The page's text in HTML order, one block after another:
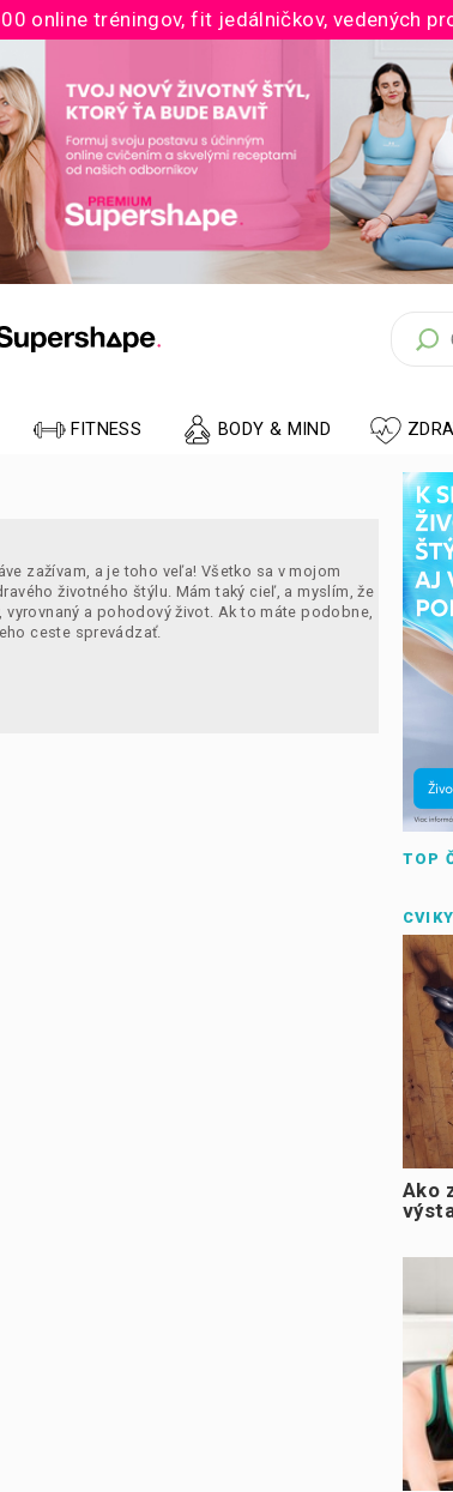
online tréningov, fit jedálničkov, vedených
FITNESS BODY & MIND
zažívam, a je toho veľa! Všetko sa v mojom
životného štýlu. Mám taký cieľ, a myslím, že
vyrovnaný a pohodový život. Ak to máte podobne,
ceste sprevádzať.
TOP
Ako